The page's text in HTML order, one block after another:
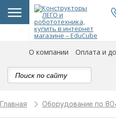
О компании Оплата и
Главная Оборудование по